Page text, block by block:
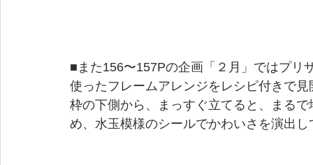
■また156〜157Pの企画「２月」ではプリ
使ったフレームアレンジをレシピ付きで
枠の下側から、まっすぐ立てると、まる
め、水玉模様のシールでかわいさを演出し